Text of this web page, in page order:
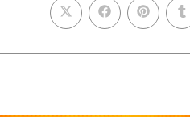
Ouvrir
dans
autre
Ouvrir
dans
autre
Ouvrir
dans
autre